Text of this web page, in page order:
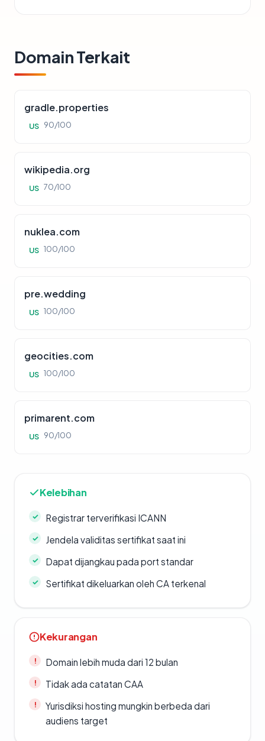
Domain Terkait
gradle.properties
US 90/100
wikipedia.org
US 70/100
nuklea.com
US 100/100
pre.wedding
US 100/100
geocities.com
US 100/100
primarent.com
US 90/100
Kelebihan
Registrar terverifikasi ICANN
Jendela validitas sertifikat saat ini
Dapat dijangkau pada port standar
Sertifikat dikeluarkan oleh CA terkenal
Kekurangan
Domain lebih muda dari 12 bulan
Tidak ada catatan CAA
Yurisdiksi hosting mungkin berbeda dari
audiens target